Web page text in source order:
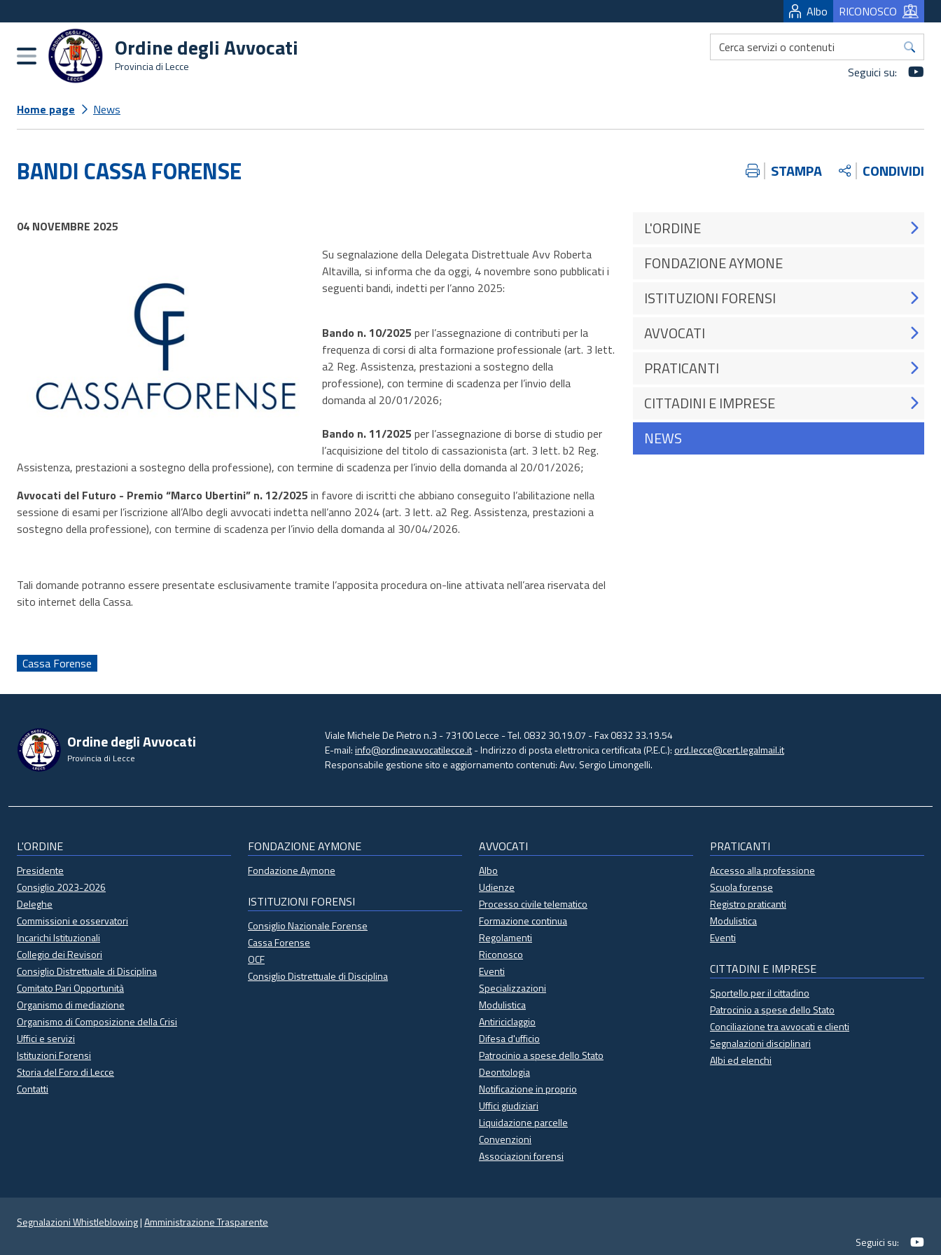
Albo RICONOSCO
Burger menu Ordine degli Avvocati
Provincia di Lecce Seguici su:
Home page News
BANDI CASSA FORENSE STAMPA CONDIVIDI
04 NOVEMBRE 2025
Su segnalazione della Delegata Distrettuale Avv Roberta
Altavilla, si informa che da oggi, 4 novembre sono pubblicati i
seguenti bandi, indetti per l’anno 2025:
Bando n. 10/2025 per l’assegnazione di contributi per la
frequenza di corsi di alta formazione professionale (art. 3 lett.
a2 Reg. Assistenza, prestazioni a sostegno della
professione), con termine di scadenza per l’invio della
domanda al 20/01/2026;
Bando n. 11/2025 per l’assegnazione di borse di studio per
l’acquisizione del titolo di cassazionista (art. 3 lett. b2 Reg.
Assistenza, prestazioni a sostegno della professione), con termine di scadenza per l’invio della domanda al 20/01/2026;
Avvocati del Futuro - Premio “Marco Ubertini” n. 12/2025 in favore di iscritti che abbiano conseguito l’abilitazione nella
sessione di esami per l’iscrizione all’Albo degli avvocati indetta nell’anno 2024 (art. 3 lett. a2 Reg. Assistenza, prestazioni a
sostegno della professione), con termine di scadenza per l’invio della domanda al 30/04/2026.
Tali domande potranno essere presentate esclusivamente tramite l’apposita procedura on-line attivata nell’area riservata del
sito internet della Cassa.
Cassa Forense
L'ORDINE
FONDAZIONE AYMONE
ISTITUZIONI FORENSI
AVVOCATI
PRATICANTI
CITTADINI E IMPRESE
NEWS
Ordine degli Avvocati
Provincia di Lecce
Viale Michele De Pietro n.3 - 73100 Lecce - Tel. 0832 30.19.07 - Fax 0832 33.19.54
E-mail:info@ordineavvocatilecce.it- Indirizzo di posta elettronica certificata (P.E.C.):ord.lecce@cert.legalmail.it
Responsabile gestione sito e aggiornamento contenuti: Avv. Sergio Limongelli.
L'ORDINE
Presidente
Consiglio 2023-2026
Deleghe
Commissioni e osservatori
Incarichi Istituzionali
Collegio dei Revisori
Consiglio Distrettuale di Disciplina
Comitato Pari Opportunità
Organismo di mediazione
Organismo di Composizione della Crisi
Uffici e servizi
Istituzioni Forensi
Storia del Foro di Lecce
Contatti
FONDAZIONE AYMONE
Fondazione Aymone
ISTITUZIONI FORENSI
Consiglio Nazionale Forense
Cassa Forense
OCF
Consiglio Distrettuale di Disciplina
AVVOCATI
Albo
Udienze
Processo civile telematico
Formazione continua
Regolamenti
Riconosco
Eventi
Specializzazioni
Modulistica
Antiriciclaggio
Difesa d'ufficio
Patrocinio a spese dello Stato
Deontologia
Notificazione in proprio
Uffici giudiziari
Liquidazione parcelle
Convenzioni
Associazioni forensi
PRATICANTI
Accesso alla professione
Scuola forense
Registro praticanti
Modulistica
Eventi
CITTADINI E IMPRESE
Sportello per il cittadino
Patrocinio a spese dello Stato
Conciliazione tra avvocati e clienti
Segnalazioni disciplinari
Albi ed elenchi
Segnalazioni Whistleblowing|Amministrazione Trasparente
Seguici su: